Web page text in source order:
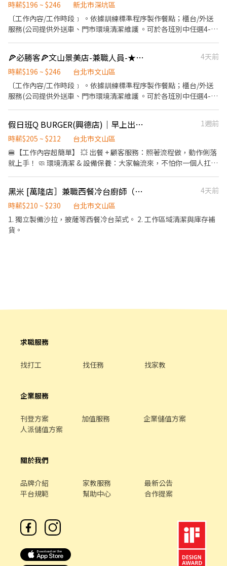
年起，公司提供年度健檢照顧你的健康 ◆ 保險：除勞、健、勞退
外，公司更為你投保團保維護你的安全 ◆ 員工用餐折扣：每月任職
滿50小時，即享有乙次員工折扣優惠85折簡訊，除了自用也能分享
給親友共享唷 ◆ 生日/節慶禮卷： 你生日我慶祝，生日當月我們提
福利禮券 好好與家人歡慶 你旅遊我贊助，每年職福會提供你旅遊津
貼 好好享受幸福人生 ◎ 詳細工作時間於面試時告知
時薪$196 ~ $246
新北市深坑區
〔工作內容/工作時段﹞ 。依據訓練標準程序製作餐點；櫃台/外送
服務(公司提供外送車、門市環境清潔維護 。可於各班別中任選4-6
薪($2/時 ◆ 值班津貼：每小時40元(晉升幹部後 ◆ 健檢：任職滿一
年起，公司提供年度健檢照顧你的健康 ◆ 保險：除勞、健、勞退
外，公司更為你投保團保維護你的安全 ◆ 員工用餐折扣：每月任職
滿50小時，即享有乙次員工折扣優惠85折簡訊，除了自用也能分享
給親友共享唷 ◆ 生日/節慶禮卷： 你生日我慶祝，生日當月我們提
福利禮券 好好與家人歡慶 你旅遊我贊助，每年職福會提供你旅遊津
貼 好好享受幸福人生 ◎ 詳細工作時間於面試時告知
🍕必勝客🍕文山景美店-兼職人員-★彈性周排班★-"$196-$206"
4天前
時薪$196 ~ $246
台北市文山區
〔工作內容/工作時段﹞ 。依據訓練標準程序製作餐點；櫃台/外送
服務(公司提供外送車、門市環境清潔維護 。可於各班別中任選4-6
薪($2/時 ◆ 值班津貼：每小時40元(晉升幹部後 ◆ 健檢：任職滿一
年起，公司提供年度健檢照顧你的健康 ◆ 保險：除勞、健、勞退
外，公司更為你投保團保維護你的安全 ◆ 員工用餐折扣：每月任職
滿50小時，即享有乙次員工折扣優惠85折簡訊，除了自用也能分享
福利禮券 好好與家人歡慶 你旅遊我贊助，每年職福會提供你旅遊津
貼 好好享受幸福人生 ◎ 詳細工作時間於面試時告知
假日班Q BURGER(興德店)｜早上出勤 下午自由
1週前
時薪$205 ~ $212
台北市文山區
🍔【工作內容超簡單】 💥 出餐 + 顧客服務：照著流程做，動作俐落
就上手！ 🧼 環境清潔 & 設備保養：大家輪流來，不怕你一個人扛
一起嗨、一起扛、一起吃宵夜 😎 📍 全台超過百家門市：幫你就近安
排，通勤輕鬆不花錢 🚀 穩定兼職 → 有機會轉正：升職不是夢，只
差一個你！ 🎯【我們在找這樣的你】 🔥 每週能出班 3～4 天（含假
日），我們超愛穩定戰力 🙌 喜歡跟人互動，嘴甜又有服務魂 🍳 對
黑米 [萬隆店］兼職西餐冷台廚師（歡迎學生）
4天前
時薪$210 ~ $230
台北市文山區
1. 獨立製備沙拉，披薩等西餐冷台菜式。 2. 工作區域清潔與庫存補
貨。
求職服務
找打工 找任務 找家教
企業服務
刊登方案 加值服務
企業儲值方案
人派儲值方案
關於我們
品牌介紹 家教服務
最新公告
平台規範
幫助中心 合作提案